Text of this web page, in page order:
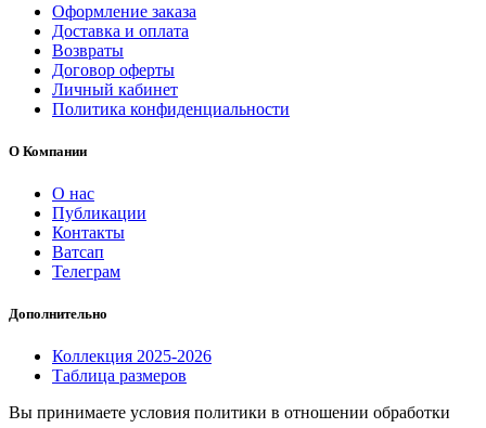
Оформление заказа
Доставка и оплата
Возвраты
Договор оферты
Личный кабинет
Политика конфиденциальности
О Компании
О нас
Публикации
Контакты
Ватсап
Телеграм
Дополнительно
Коллекция 2025-2026
Таблица размеров
Вы принимаете условия политики в отношении обработки